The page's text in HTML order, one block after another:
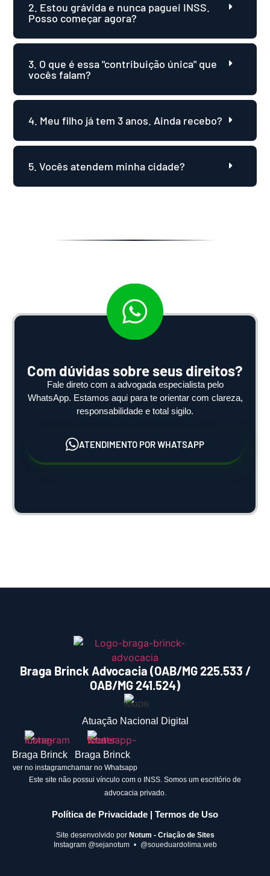
2. Estou grávida e nunca paguei INSS.
Posso começar agora?
3. O que é essa "contribuição única" que
vocês falam?
4. Meu filho já tem 3 anos. Ainda recebo?
5. Vocês atendem minha cidade?
Com dúvidas sobre seus direitos?
Fale direto com a advogada especialista pelo
WhatsApp. Estamos aqui para te orientar com clareza,
responsabilidade e total sigilo.
ATENDIMENTO POR WHATSAPP
Braga Brinck Advocacia (OAB/MG 225.533 /
OAB/MG 241.524)
Atuação Nacional Digital
Braga Brinck
ver no instagram
Braga Brinck
chamar no Whatsapp
Este site não possui vínculo com o INSS. Somos um escritório de
advocacia privado.
Política de Privacidade | Termos de Uso
Site desenvolvido por Notum - Criação de Sites
Instagram @sejanotum • @soueduardolima.web